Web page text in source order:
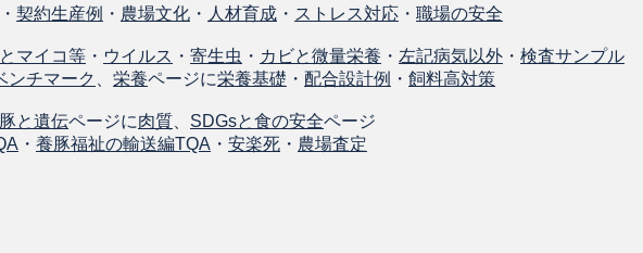
・ 契約生産例 ・ 農場文化 ・ 人材育成 ・ ストレス対応 ・ 職場の安全
マイコ等 ・ ウイルス ・ 寄生虫 ・ カビと微量栄養 ・ 左記病気以外 ・ 検査サンプル
ンチマーク 栄養ページに栄養基礎 ・ 配合設計例 ・ 飼料高対策
と遺伝ページに肉質 SDGsと食の安全ページ
・ 養豚福祉の輸送編TQA ・ 安楽死 ・ 農場査定